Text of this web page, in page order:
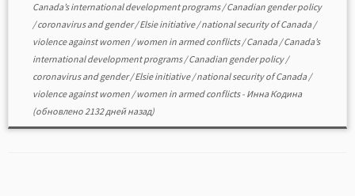
Canada’s international development programs/Canadian gender policy
/coronavirus and gender/Elsie initiative/national security of Canada/
violence against women /women in armed conflicts/Canada/Canada’s
international development programs/Canadian gender policy/
coronavirus and gender/Elsie initiative/national security of Canada/
violence against women /women in armed conflicts- Инна Кодина
(обновлено 2132 дней назад)